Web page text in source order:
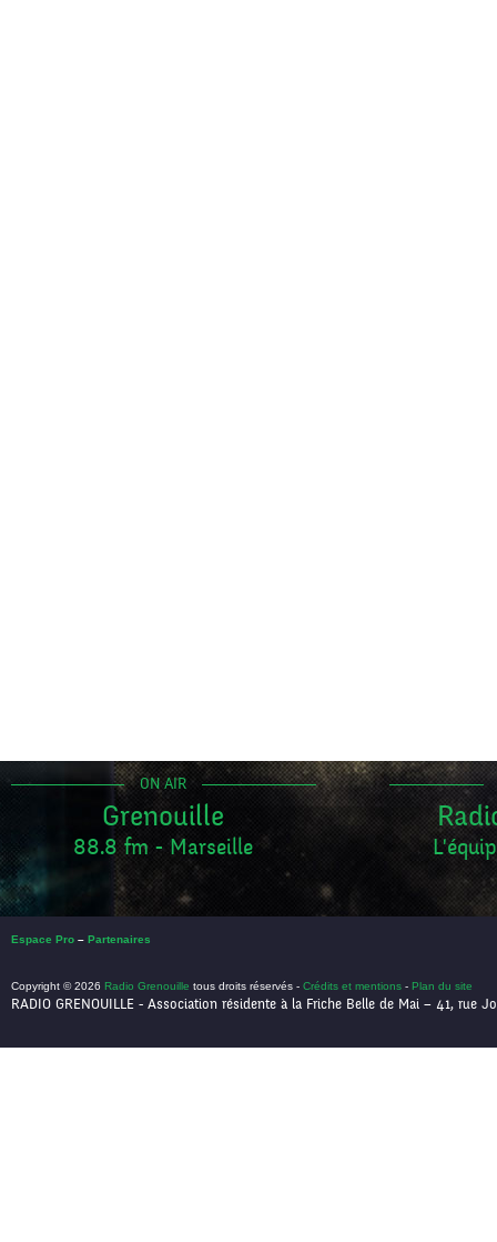
ON AIR
Grenouille
88.8 fm - Marseille
Espace Pro – Partenaires
Copyright © 2026 Radio Grenouille tous droits réservés - Crédits et mentions - Plan du site
RADIO GRENOUILLE - Association résidente à la Friche Belle de Mai – 41, rue